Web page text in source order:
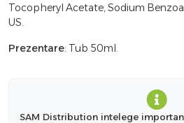
Tocopheryl Acetate, Sodium
US.
Prezentare: Tub 50ml.
SAM Distribution intelege